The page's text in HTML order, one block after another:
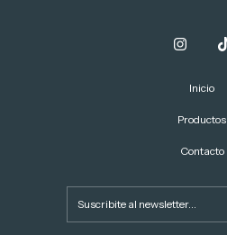
Inicio
Productos
Contacto